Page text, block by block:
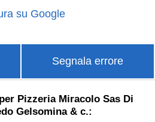
su Google
Segnala errore
Pizzeria Miracolo Sas Di
Gelsomina & c.: